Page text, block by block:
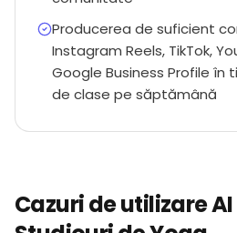
Producerea de suficient
Instagram Reels, TikTok,
Google Business Profile în
de clase pe săptămână
Cazuri de utilizare